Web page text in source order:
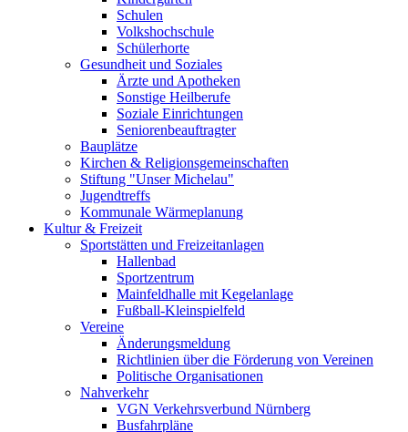
Schulen
Volkshochschule
Schülerhorte
Gesundheit und Soziales
Ärzte und Apotheken
Sonstige Heilberufe
Soziale Einrichtungen
Seniorenbeauftragter
Bauplätze
Kirchen & Religionsgemeinschaften
Stiftung "Unser Michelau"
Jugendtreffs
Kommunale Wärmeplanung
Kultur & Freizeit
Sportstätten und Freizeitanlagen
Hallenbad
Sportzentrum
Mainfeldhalle mit Kegelanlage
Fußball-Kleinspielfeld
Vereine
Änderungsmeldung
Richtlinien über die Förderung von Vereinen
Politische Organisationen
Nahverkehr
VGN Verkehrsverbund Nürnberg
Busfahrpläne